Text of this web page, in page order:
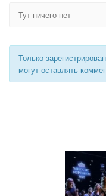
Тут ничего нет
Только
могут оставлять